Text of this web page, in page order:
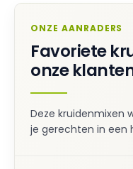
ONZE AANRADERS
Favoriete
onze
Deze kruidenmixen
je gerechten in een